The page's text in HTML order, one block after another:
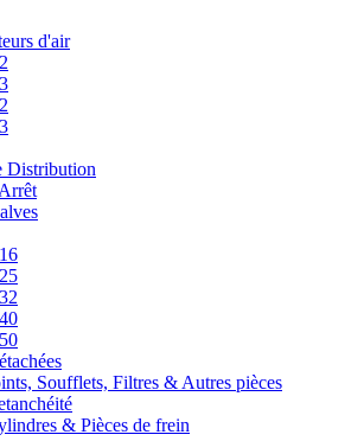
d'air
Distribution
Soufflets, Filtres & Autres pièces
& Pièces de frein